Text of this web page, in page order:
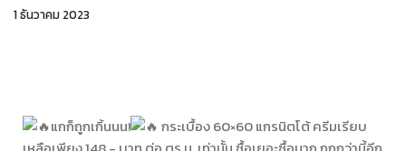
1 ธันวาคม 2023
แกก็ถูกเกิ้นนน!
กระเบื้อง 60×60 แกรนิตโต้ ครีมเรียบ